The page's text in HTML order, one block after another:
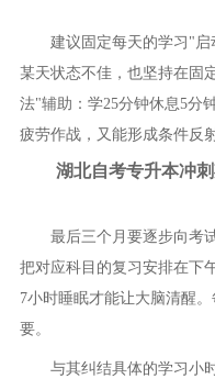
建议固定每天的学习"
某天状态不佳，也坚持在固
法"辅助：学25分钟休息5分
疲劳作战，又能形成条件反射
湖北自考专升本冲
最后三个月要逐步向考
把对应科目的复习安排在下
7小时睡眠才能让大脑清醒
要。
与其纠结具体的学习小